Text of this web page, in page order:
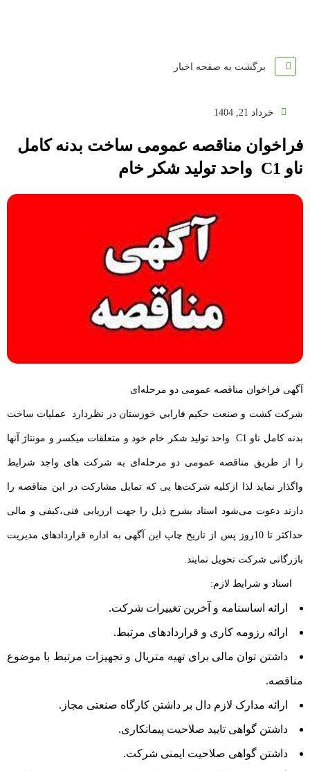
برگشت به صفحه اخبار
خرداد 21, 1404
فراخوان مناقصه عمومی ساخت بدنه کامل
ناو C1 واحد تولید شکر خام
آگهی فراخوان مناقصه عمومی دو مرحله‌ای
شركت كشت و صنعت حكيم فارابي خوزستان در نظردارد عملیات ساخت
بدنه کامل ناو C1 واحد تولید شکر خام خود و متعلقات میکسر و مونتاژ آنها
را از طریق مناقصه عمومی دو مرحله‌ای به شرکت های واجد شرایط
واگذار نماید لذا ازكليه شركت‌ها یی که تمایل مشارکت در این مناقصه را
دارند دعوت می‌شود اسناد بشرح ذیل را جهت ارزیابی فنی،کیفی و مالی
حداکثر تا 10روز پس از تاریخ چاپ این آگهی به اداره قراردادهای مدیریت
بازرگانی شرکت تحویل نمایند.
اسناد و شرایط لازم:
ارائه اساسنامه و آخرین تغییرات شرکت.
ارائه رزومه کاری و قراردادهای مرتبط.
داشتن توان مالی برای تهیه متریال و تجهیزات مرتبط با موضوع
مناقصه.
ارائه مدارک لازم دال بر داشتن کارگاه صنعتی مجاز.
داشتن گواهی تایید صلاحیت پیمانکاری.
داشتن گواهی صلاحیت ایمنی شرکت.